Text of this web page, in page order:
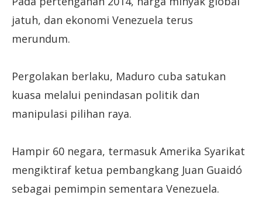
jatuh, dan ekonomi Venezuela terus
merundum.
Pergolakan berlaku, Maduro cuba satukan
kuasa melalui penindasan politik dan
manipulasi pilihan raya.
Hampir 60 negara, termasuk Amerika Syarikat
mengiktiraf ketua pembangkang Juan Guaidó
sebagai pemimpin sementara Venezuela.